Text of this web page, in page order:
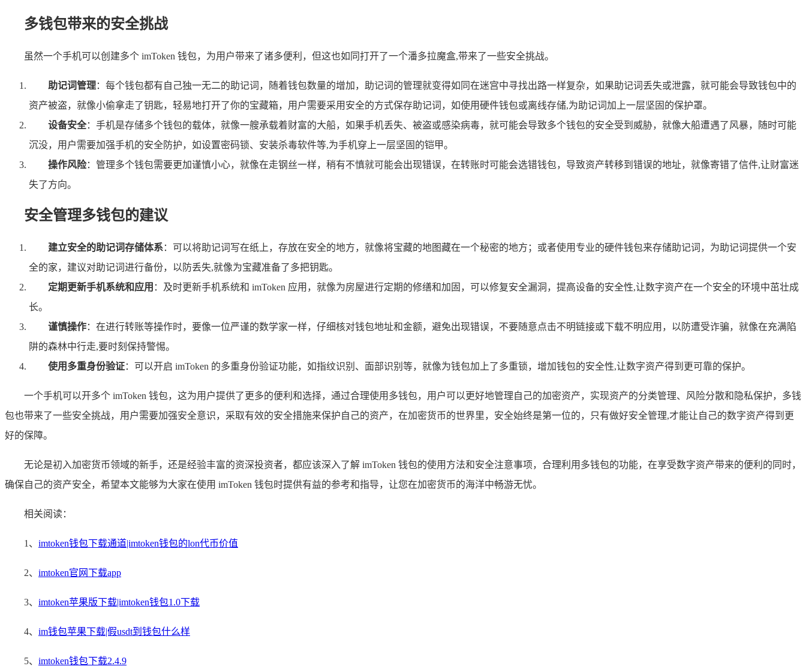
多钱包带来的安全挑战
虽然一个手机可以创建多个 imToken 钱包，为用户带来了诸多便利，但这也如同打开了一个潘多拉魔盒,带来了一些安全挑战。
助记词管理：每个钱包都有自己独一无二的助记词，随着钱包数量的增加，助记词的管理就变得如同在迷宫中寻找出路一样复杂，如果助记词丢失或泄露，就可能会导致钱包中的
资产被盗，就像小偷拿走了钥匙，轻易地打开了你的宝藏箱，用户需要采用安全的方式保存助记词，如使用硬件钱包或离线存储,为助记词加上一层坚固的保护罩。
设备安全：手机是存储多个钱包的载体，就像一艘承载着财富的大船，如果手机丢失、被盗或感染病毒，就可能会导致多个钱包的安全受到威胁，就像大船遭遇了风暴，随时可能
沉没，用户需要加强手机的安全防护，如设置密码锁、安装杀毒软件等,为手机穿上一层坚固的铠甲。
操作风险：管理多个钱包需要更加谨慎小心，就像在走钢丝一样，稍有不慎就可能会出现错误，在转账时可能会选错钱包，导致资产转移到错误的地址，就像寄错了信件,让财富迷
失了方向。
安全管理多钱包的建议
建立安全的助记词存储体系：可以将助记词写在纸上，存放在安全的地方，就像将宝藏的地图藏在一个秘密的地方；或者使用专业的硬件钱包来存储助记词，为助记词提供一个安
全的家，建议对助记词进行备份，以防丢失,就像为宝藏准备了多把钥匙。
定期更新手机系统和应用 ：及时更新手机系统和 imToken 应用，就像为房屋进行定期的修缮和加固，可以修复安全漏洞，提高设备的安全性,让数字资产在一个安全的环境中茁壮成
长。
谨慎操作：在进行转账等操作时，要像一位严谨的数学家一样，仔细核对钱包地址和金额，避免出现错误，不要随意点击不明链接或下载不明应用，以防遭受诈骗，就像在充满陷
阱的森林中行走,要时刻保持警惕。
使用多重身份验证：可以开启 imToken 的多重身份验证功能，如指纹识别、面部识别等，就像为钱包加上了多重锁，增加钱包的安全性,让数字资产得到更可靠的保护。
一个手机可以开多个 imToken 钱包，这为用户提供了更多的便利和选择，通过合理使用多钱包，用户可以更好地管理自己的加密资产，实现资产的分类管理、风险分散和隐私保护，多钱
包也带来了一些安全挑战，用户需要加强安全意识，采取有效的安全措施来保护自己的资产，在加密货币的世界里，安全始终是第一位的，只有做好安全管理,才能让自己的数字资产得到更
好的保障。
无论是初入加密货币领域的新手，还是经验丰富的资深投资者，都应该深入了解 imToken 钱包的使用方法和安全注意事项，合理利用多钱包的功能，在享受数字资产带来的便利的同时，
确保自己的资产安全，希望本文能够为大家在使用 imToken 钱包时提供有益的参考和指导，让您在加密货币的海洋中畅游无忧。
相关阅读：
1、 imtoken钱包下载通道|imtoken钱包的lon代币价值
2、 imtoken官网下载app
3、 imtoken苹果版下载|imtoken钱包1.0下载
4、 im钱包苹果下载|假usdt到钱包什么样
5、 imtoken钱包下载2.4.9